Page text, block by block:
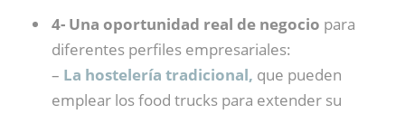
4- Una oportunidad real de negocio para
diferentes perfiles empresariales:
– La hostelería tradicional, que pueden
emplear los food trucks para extender su